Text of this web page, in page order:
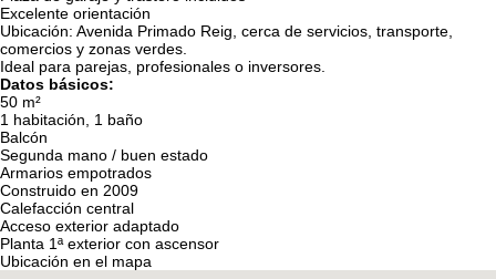
Excelente orientación
Ubicación: Avenida Primado Reig, cerca de servicios, transporte,
comercios y zonas verdes.
Ideal para parejas, profesionales o inversores.
Datos básicos:
50 m²
1 habitación, 1 baño
Balcón
Segunda mano / buen estado
Armarios empotrados
Construido en 2009
Calefacción central
Acceso exterior adaptado
Planta 1ª exterior con ascensor
Ubicación en el mapa